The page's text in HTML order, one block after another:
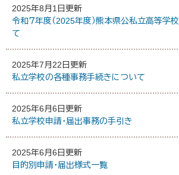
2025年8月1日更新
令和７年度（2025年度）熊本県公私立高等学
て
2025年7月22日更新
私立学校の各種事務手続きについて
2025年6月6日更新
私立学校申請・届出事務の手引き
2025年6月6日更新
目的別申請・届出様式一覧